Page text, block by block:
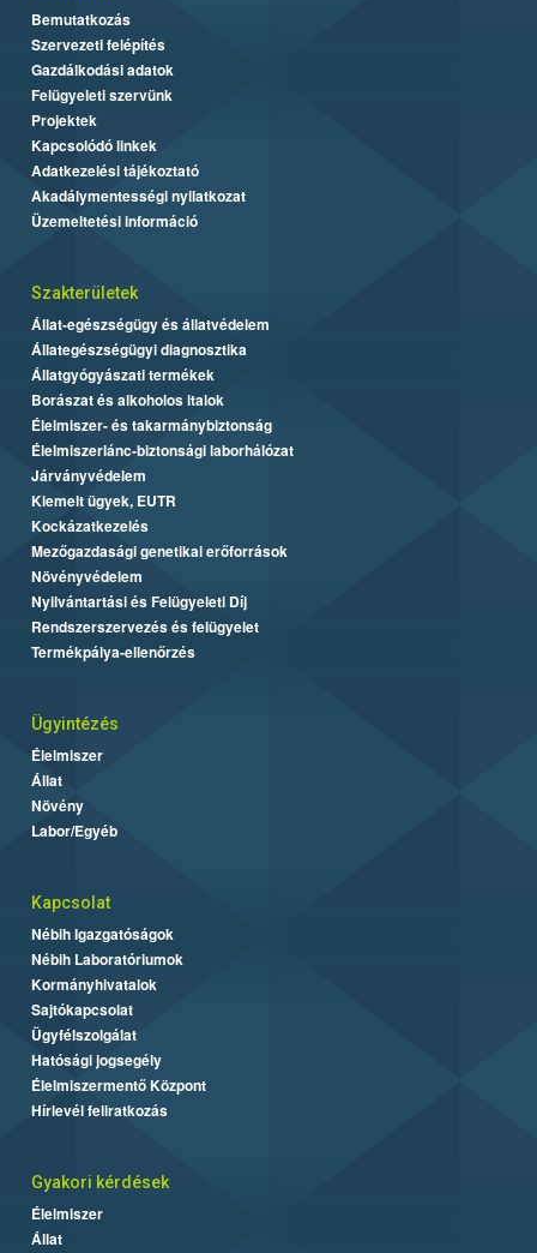
Bemutatkozás
Szervezeti felépítés
Gazdálkodási adatok
Felügyeleti szervünk
Projektek
Kapcsolódó linkek
Adatkezelési tájékoztató
Akadálymentességi nyilatkozat
Üzemeltetési információ
Szakterületek
Állat-egészségügy és állatvédelem
Állategészségügyi diagnosztika
Állatgyógyászati termékek
Borászat és alkoholos italok
Élelmiszer- és takarmánybiztonság
Élelmiszerlánc-biztonsági laborhálózat
Járványvédelem
Kiemelt ügyek, EUTR
Kockázatkezelés
Mezőgazdasági genetikai erőforrások
Növényvédelem
Nyilvántartási és Felügyeleti Díj
Rendszerszervezés és felügyelet
Termékpálya-ellenőrzés
Ügyintézés
Élelmiszer
Állat
Növény
Labor/Egyéb
Kapcsolat
Nébih Igazgatóságok
Nébih Laboratóriumok
Kormányhivatalok
Sajtókapcsolat
Ügyfélszolgálat
Hatósági jogsegély
Élelmiszermentő Központ
Hírlevél feliratkozás
Gyakori kérdések
Élelmiszer
Állat